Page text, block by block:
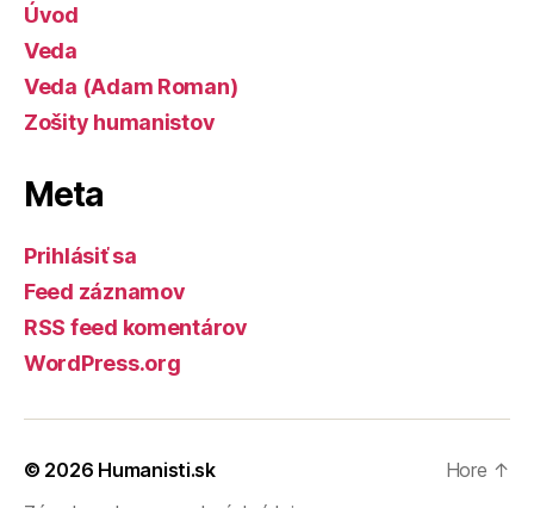
Úvod
Veda
Veda (Adam Roman)
Zošity humanistov
Meta
Prihlásiť sa
Feed záznamov
RSS feed komentárov
WordPress.org
© 2026 Humanisti.sk
Hore ↑